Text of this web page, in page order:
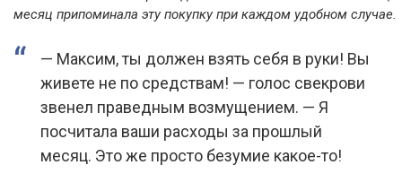
месяц припоминала эту покупку при каждом удобном случае.
— Максим, ты должен взять себя в руки! Вы
живете не по средствам! — голос свекрови
звенел праведным возмущением. — Я
посчитала ваши расходы за прошлый
месяц. Это же просто безумие какое-то!